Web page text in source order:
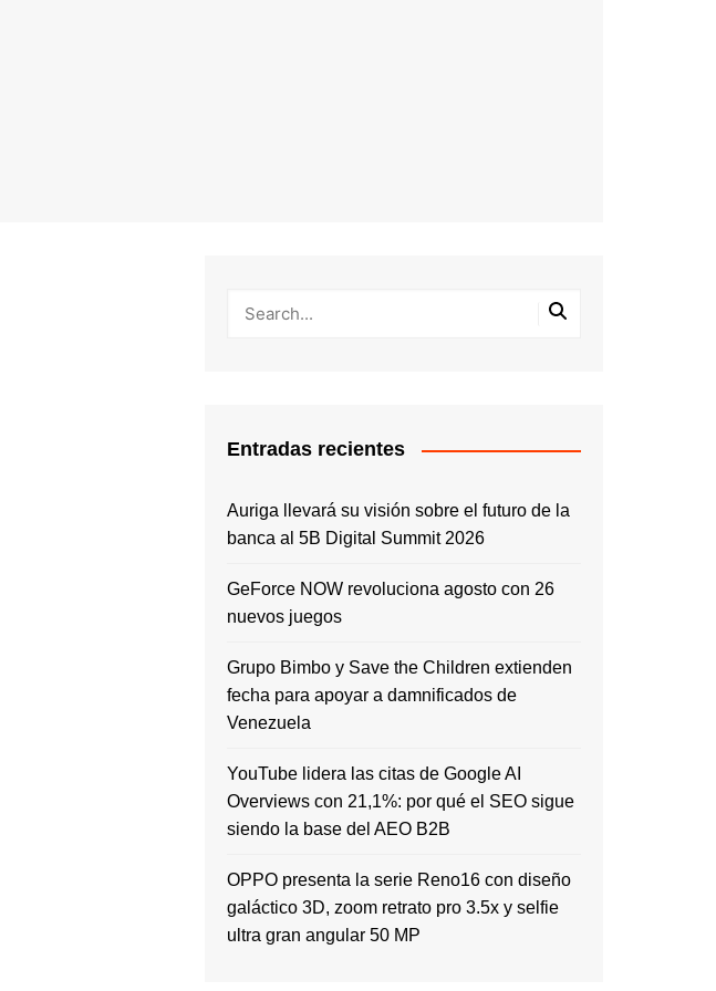
Entradas recientes
Auriga llevará su visión sobre el futuro de la
banca al 5B Digital Summit 2026
GeForce NOW revoluciona agosto con 26
nuevos juegos
Grupo Bimbo y Save the Children extienden
fecha para apoyar a damnificados de
Venezuela
YouTube lidera las citas de Google AI
Overviews con 21,1%: por qué el SEO sigue
siendo la base del AEO B2B
OPPO presenta la serie Reno16 con diseño
galáctico 3D, zoom retrato pro 3.5x y selfie
ultra gran angular 50 MP